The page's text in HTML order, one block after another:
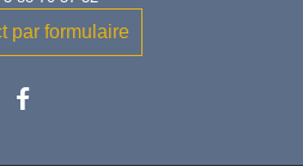
par formulaire